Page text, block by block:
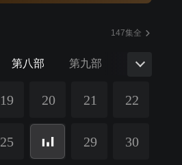
147集全
第八部 第九部 第十部
19 20 21 22
25 29 30